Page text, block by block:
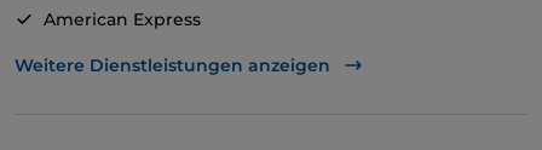
American Express
Es wird Englisch gesprochen
Weitere Dienstleistungen anzeigen